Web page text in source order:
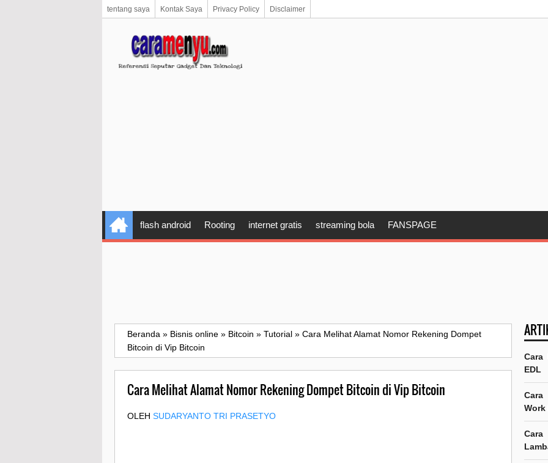
tentang saya Kontak Saya Privacy Policy Disclaimer
flash android Rooting internet gratis streaming bola FANSPAGE
Beranda » Bisnis online » Bitcoin » Tutorial » Cara Melihat Alamat Nomor Rekening Dompet
Bitcoin di Vip Bitcoin
Cara Melihat Alamat Nomor Rekening Dompet Bitcoin di Vip Bitcoin
OLEH SUDARYANTO TRI PRASETYO
Cara
EDL
Work